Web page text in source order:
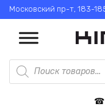
Перейти
к
содержанию
Московский пр-т, 183-
Поиск
товаров